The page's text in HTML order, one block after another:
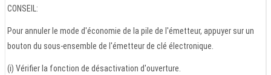
CONSEIL:
Pour annuler le mode d'économie de la pile de l'émetteur, appuyer sur un
bouton du sous-ensemble de l'émetteur de clé électronique.
(i) Vérifier la fonction de désactivation d'ouverture.